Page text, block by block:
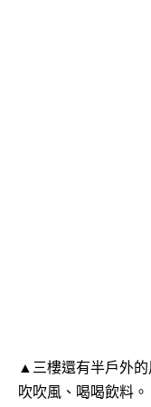
▲三樓還有半戶外
吹吹風、喝喝飲料。